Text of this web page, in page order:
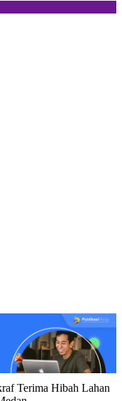
Terima Hibah Lahan